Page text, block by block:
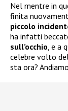
Nel mentre in
finita
piccolo
ha infatti
sull’occhio, e a
celebre volto
sta ora?